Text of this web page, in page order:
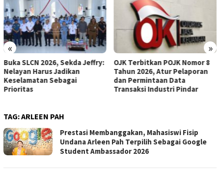
« »
Buka SLCN 2026, Sekda Jeffry:
Nelayan Harus Jadikan
Keselamatan Sebagai
Prioritas
OJK Terbitkan POJK Nomor 8
Tahun 2026, Atur Pelaporan
dan Permintaan Data
Transaksi Industri Pindar
TAG:ARLEEN PAH
Prestasi Membanggakan, Mahasiswi Fisip
Undana Arleen Pah Terpilih Sebagai Google
Student Ambassador 2026